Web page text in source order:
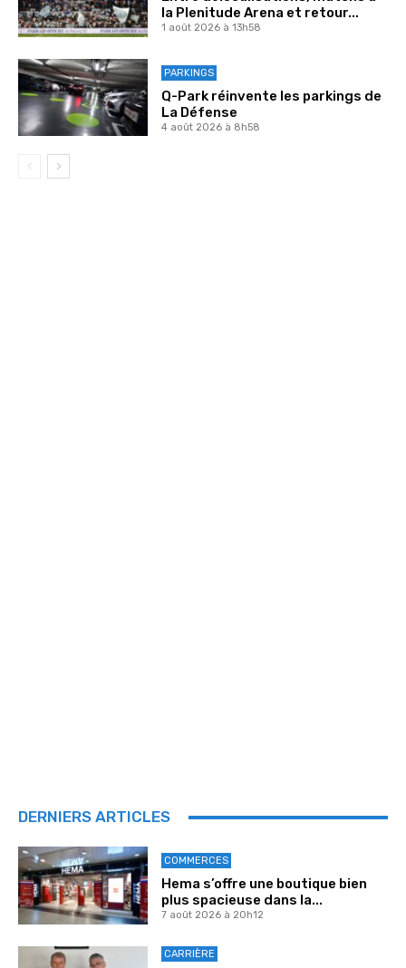
la Plenitude Arena et retour...
1 août 2026 à 13h58
PARKINGS
Q-Park réinvente les parkings de
La Défense
4 août 2026 à 8h58
DERNIERS ARTICLES
COMMERCES
Hema s’offre une boutique bien
plus spacieuse dans la...
7 août 2026 à 20h12
CARRIÈRE